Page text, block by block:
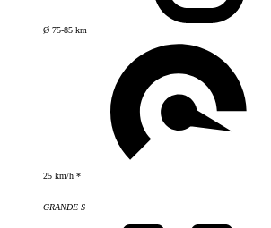
Ø 75-85 km
25 km/h *
GRANDE S